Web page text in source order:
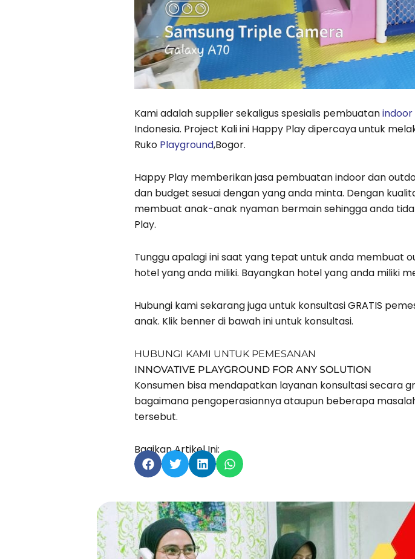
Kami adalah supplier sekaligus spesialis pembuatanindoor
Indonesia. Project Kali ini Happy Play dipercaya untuk
Ruko Playground,Bogor.
Happy Play memberikan jasa pembuatan indoor dan
dan budget sesuai dengan yang anda minta. Dengan
membuat anak-anak nyaman bermain sehingga anda
Play.
Tunggu apalagi ini saat yang tepat untuk anda membuat
hotel yang anda miliki. Bayangkan hotel yang anda miliki
Hubungi kami sekarang juga untuk konsultasi GRATIS
anak. Klik benner di bawah ini untuk konsultasi.
HUBUNGI KAMI UNTUK PEMESANAN
INNOVATIVE PLAYGROUND FOR ANY SOLUTION
Konsumen bisa mendapatkan layanan konsultasi secara
bagaimana pengoperasiannya ataupun beberapa
tersebut.
Bagikan Artikel Ini: